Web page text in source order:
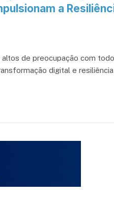
a
de preocupação com
digital e resiliência